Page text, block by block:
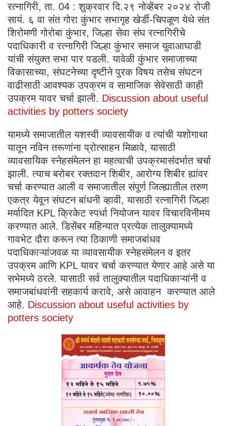
रत्नागिरी, ता. 04 : शुक्रवार दि.२९ नोव्हेंबर २०२४ रोजी
सायं. ६ वा संत गोरा कुंभार सभागृह खेर्डी-चिपळूण येथे संत
शिरोमणी गोरोबा कुंभार, जिल्हा सेवा संघ रत्नागिरीचे
पदाधिकारी व रत्नागिरी जिल्हा कुंभार समाज युवाआघाडी
यांची संयुक्त सभा पार पडली. यावेळी कुंभार समाजाच्या
विकासाच्या, संघटनेच्या दृष्टीने पुरक विषय तसेच संघटन
वाढीसाठी आवश्यक उपक्रम व सामाजिक सेवेसाठी काही
उपक्रम यावर चर्चा झाली. Discussion about useful
activities by potters society
यामध्ये समाजातील यशस्वी व्यावसायीक व त्यांची यशोगाथा
यातून नविन तरूणांना प्रोत्साहन मिळावे, यासाठी
व्यावसायिक स्नेहसंमेलन हा महत्वाची उपक्रमासंदर्भात चर्चा
झाली. त्याच बरोबर रक्तदान शिबीर, आरोग्य शिबीर ह्यांवर
चर्चा करण्यात आली व समाजातील संपूर्ण जिल्ह्यातील तरुण
एकत्र येवून संघटन बांधनी व्हावी, यासाठी रत्नागिरी जिल्हा
मर्यादित KPL क्रिकेट स्पर्धा नियोजन यावर विचारविनीमय
करण्यात आले. डिसेंबर महिन्यात प्रत्येक तालुक्यामध्ये
गावभेट दौरा करून त्या ठिकाणी समाजबांधव
पदाधिकाऱ्यांजवळ या व्यावसायीक स्नेहसंमेलन व इतर
उपक्रम आणि KPL यावर चर्चा करण्यात येणार आहे असे या
सभेमध्ये ठरले. यासाठी सर्व तालुक्यातील पदाधिकाऱ्यांनी व
समाजबांधवांनी सहकार्य करावे, असे आवाहन करण्यात आले
आहे. Discussion about useful activities by
potters society